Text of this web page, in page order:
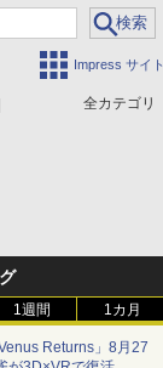
Impress サイト
全カテゴリ
1週間 1カ月
Returns」8月27